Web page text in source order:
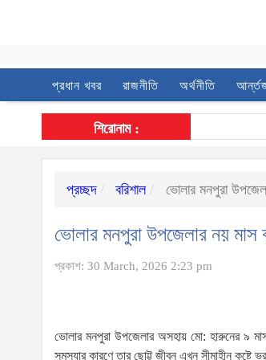
প্রধান খবর রাজনীতি অর্থনীতি
শিরোনাম :
প্রচ্ছদ বরিশাল ভোলার মনপুরা
ভোলার মনপুরা উপজেলার নয় মাস
প্রকাশ: 30 March, 2026 2:23 pm
ভোলার মনপুরা উপজেলার অসহায় মো: হারুনের ৯
সমস্যার কারণে তার ছোট্ট জীবন এখন সীমাহীন কষ্টে